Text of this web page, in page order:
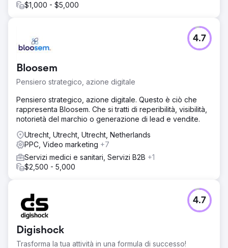
$1,000 - $5,000
Bloosem
Pensiero strategico, azione digitale
4.7
Pensiero strategico, azione digitale. Questo è ciò che
rappresenta Bloosem. Che si tratti di reperibilità, visibilità,
notorietà del marchio o generazione di lead e vendite.
Utrecht, Utrecht, Utrecht, Netherlands
PPC, Video marketing +7
Servizi medici e sanitari, Servizi B2B +1
$2,500 - 5,000
Digishock
Trasforma la tua attività in una formula di successo!
4.7